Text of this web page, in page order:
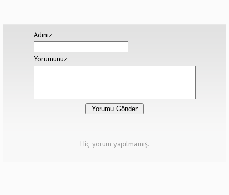
Adınız
Yorumunuz
Hiç yorum yapılmamış.